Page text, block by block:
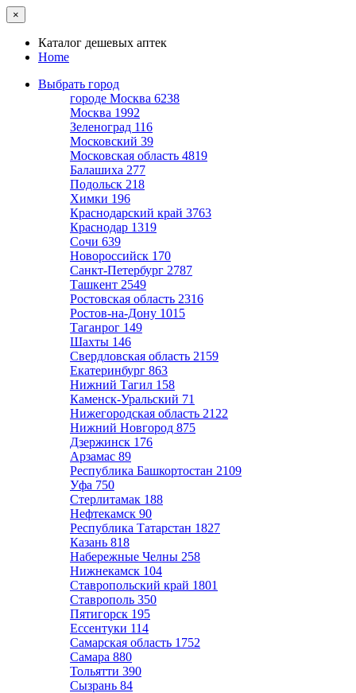
×
Каталог дешевых аптек
Home
Выбрать город
городе Москва 6238
Москва 1992
Зеленоград 116
Московский 39
Московская область 4819
Балашиха 277
Подольск 218
Химки 196
Краснодарский край 3763
Краснодар 1319
Сочи 639
Новороссийск 170
Санкт-Петербург 2787
Ташкент 2549
Ростовская область 2316
Ростов-на-Дону 1015
Таганрог 149
Шахты 146
Свердловская область 2159
Екатеринбург 863
Нижний Тагил 158
Каменск-Уральский 71
Нижегородская область 2122
Нижний Новгород 875
Дзержинск 176
Арзамас 89
Республика Башкортостан 2109
Уфа 750
Стерлитамак 188
Нефтекамск 90
Республика Татарстан 1827
Казань 818
Набережные Челны 258
Нижнекамск 104
Ставропольский край 1801
Ставрополь 350
Пятигорск 195
Ессентуки 114
Самарская область 1752
Самара 880
Тольятти 390
Сызрань 84